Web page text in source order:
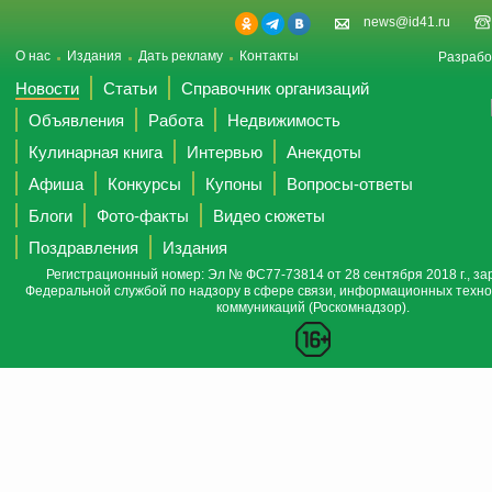
news@id41.ru
О нас Издания Дать рекламу Контакты
Новости Статьи
Справочник организаций
Объявления
Работа
Недвижимость
Кулинарная книга
Интервью
Анекдоты
Афиша
Конкурсы Купоны
Вопросы-ответы
Блоги
Фото-факты
Видео сюжеты
Поздравления
Издания
Регистрационный номер: Эл № ФС77-73814 от 28 сентября 2018 г.,
Федеральной службой по надзору в сфере связи, информационных
коммуникаций (Роскомнадзор).